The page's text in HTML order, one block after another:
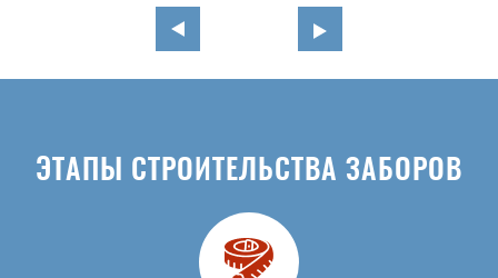
ЭТАПЫ СТРОИТЕЛЬСТВА ЗАБОРОВ